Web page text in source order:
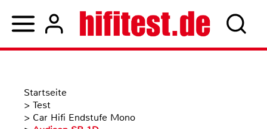
Startseite
> Test
> Car Hifi Endstufe Mono